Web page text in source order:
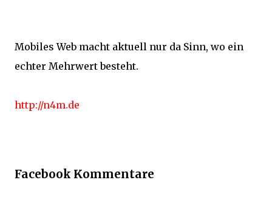
Mobiles Web macht aktuell nur da Sinn, wo ein
echter Mehrwert besteht.
http://n4m.de
Facebook Kommentare